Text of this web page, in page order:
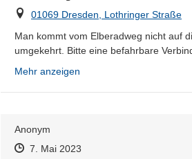
Ort
01069 Dresden, Lothringer Straße
Man kommt vom Elberadweg nicht auf
umgekehrt. Bitte eine befahrbare
Mehr anzeigen
Anonym
Zeitpunkt des Erstellens
Zeitpunkt des Erstellens
7. Mai 2023Zur Äußerung